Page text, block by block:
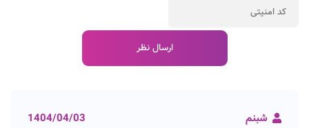
شبنم 1404/04/03